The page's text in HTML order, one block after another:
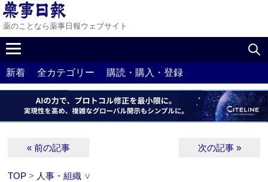
薬のことなら薬事日報ウェブサイト
新着 全カテゴリー 購読・購入・登録
« 前の記事 次の記事 »
TOP > 人事・組織 ∨